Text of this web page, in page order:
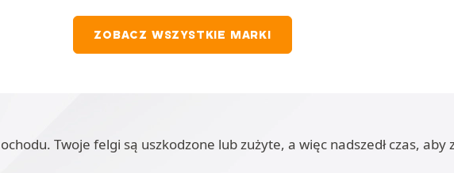
ZOBACZ WSZYSTKIE MARKI
Twoje felgi są uszkodzone lub zużyte, a więc nadszedł czas,